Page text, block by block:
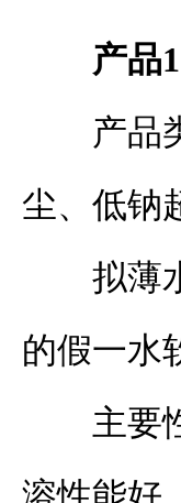
产品1
产品
尘、低钠
拟薄
的假一水
主要